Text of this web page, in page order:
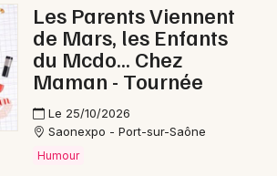
Les Parents Viennent
de Mars, les Enfants
du Mcdo... Chez
Maman - Tournée
Le 25/10/2026
Saonexpo - Port-sur-Saône
Humour